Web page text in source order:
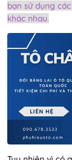
bạn sử dụng
khác nhau.